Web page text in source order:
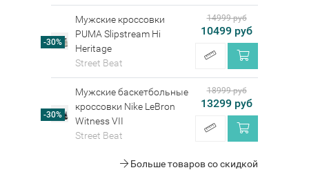
-30%
Мужские кроссовки
PUMA Slipstream Hi
Heritage
Street Beat
14999 руб
10499 руб
-30%
Мужские баскетбольные
кроссовки Nike LeBron
Witness VII
Street Beat
18999 руб
13299 руб
Больше товаров со скидкой